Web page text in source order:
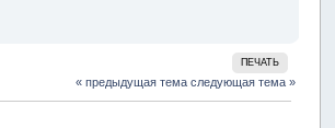
ПЕЧАТЬ
« предыдущая тема следующая тема »